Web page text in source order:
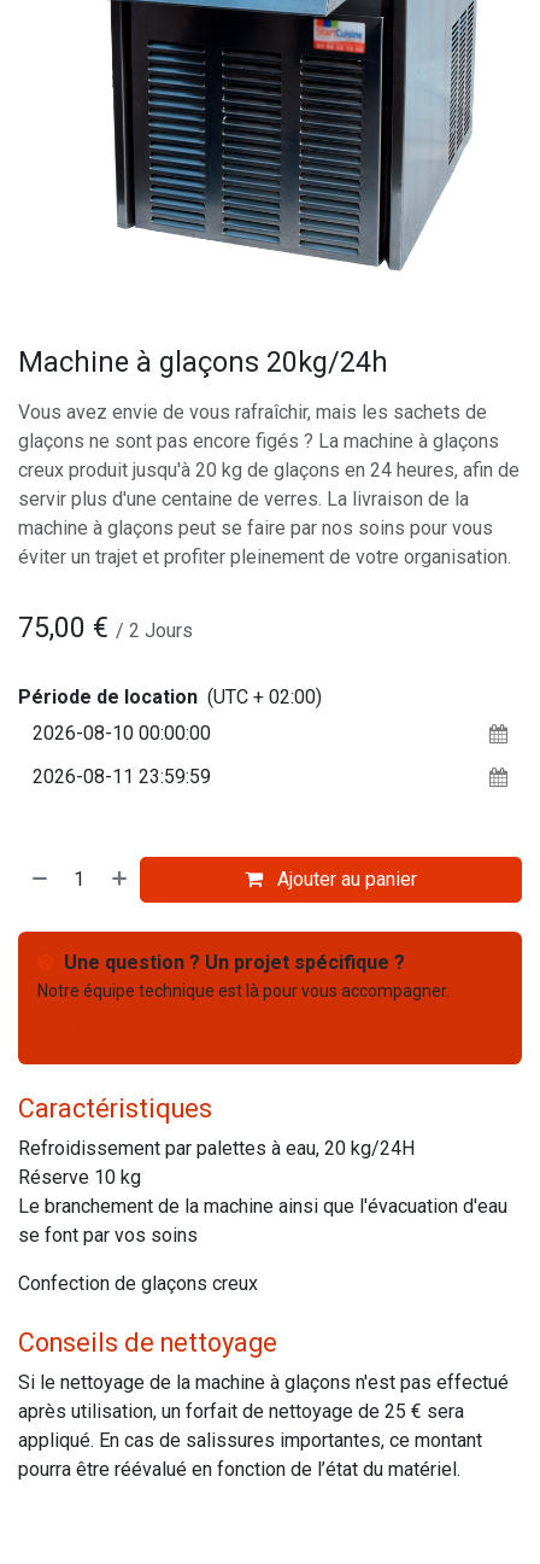
Machine à glaçons 20kg/24h
Vous avez envie de vous rafraîchir, mais les sachets de
glaçons ne sont pas encore figés ? La machine à glaçons
creux produit jusqu'à 20 kg de glaçons en 24 heures, afin de
servir plus d'une centaine de verres. La livraison de la
machine à glaçons peut se faire par nos soins pour vous
éviter un trajet et profiter pleinement de votre organisation.
75,00 € / 2 Jours
Période de location (UTC + 02:00)
Ajouter au panier
Une question ? Un projet spécifique ?
Notre équipe technique est là pour vous accompagner.
Caractéristiques
Refroidissement par palettes à eau, 20 kg/24H
Réserve 10 kg
Le branchement de la machine ainsi que l'évacuation d'eau
se font par vos soins
Confection de glaçons creux
Conseils de nettoyage
Si le nettoyage de la machine à glaçons n'est pas effectué
après utilisation, un forfait de nettoyage de 25 € sera
appliqué. En cas de salissures importantes, ce montant
pourra être réévalué en fonction de l’état du matériel.